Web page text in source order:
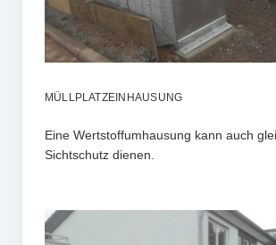
MÜLLPLATZEINHAUSUNG
Eine Wertstoffumhausung kann auch
Sichtschutz dienen.